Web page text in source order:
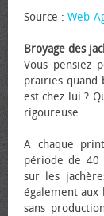
Source : Web-
Broyage des
Vous pensiez
prairies quand
est chez lui ?
rigoureuse.
A chaque
période de 40
sur les
également aux
sans